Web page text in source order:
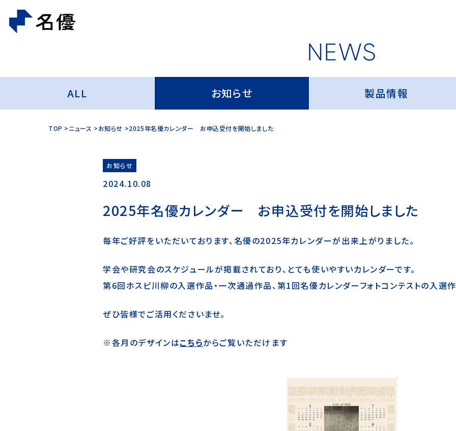
ALL お知らせ 製品情報
TOP ニュース お知らせ 2025年名優カレンダー お申込受付を開始しました
お知らせ
2024.10.08
2025年名優カレンダー お申込受付を開始しました
毎年ご好評をいただいております、名優の2025年カレンダーが出来上がりました。
学会や研究会のスケジュールが掲載されており、とても使いやすいカレンダーです。
第6回ホスピ川柳の入選作品・一次通過作品、第1回名優カレンダーフォトコンテストの入選
ぜひ皆様でご活用くださいませ。
※各月のデザインはこちらからご覧いただけます